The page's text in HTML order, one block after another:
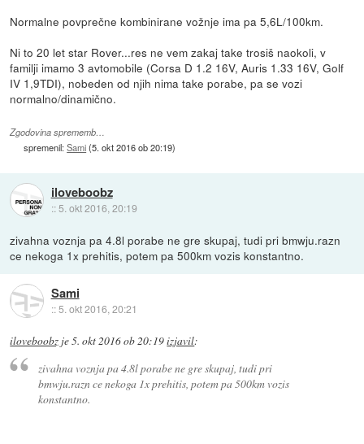
Normalne povprečne kombinirane vožnje ima pa 5,6L/100km.
Ni to 20 let star Rover...res ne vem zakaj take trosiš naokoli, v
familji imamo 3 avtomobile (Corsa D 1.2 16V, Auris 1.33 16V, Golf
IV 1,9TDI), nobeden od njih nima take porabe, pa se vozi
normalno/dinamično.
Zgodovina sprememb…
spremenil:Sami(5. okt 2016 ob 20:19)
iloveboobz
:: 5. okt 2016, 20:19
zivahna voznja pa 4.8l porabe ne gre skupaj, tudi pri bmwju.razn
ce nekoga 1x prehitis, potem pa 500km vozis konstantno.
Sami
::5. okt 2016, 20:21
iloveboobz je5. okt 2016 ob 20:19izjavil:
zivahna voznja pa 4.8l porabe ne gre skupaj, tudi pri
bmwju.razn ce nekoga 1x prehitis, potem pa 500km vozis
konstantno.